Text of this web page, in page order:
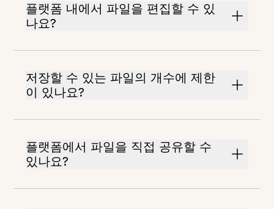
플랫폼 내에서 파일을 편집할 수 있
나요?
저장할 수 있는 파일의 개수에 제한
이 있나요?
플랫폼에서 파일을 직접 공유할 수
있나요?